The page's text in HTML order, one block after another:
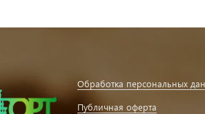
Обработка персональных
Публичная оферта